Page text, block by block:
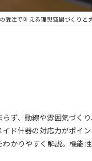
受注で叶える理想空間づくりと
ず、動線や雰囲気づく
ド什器の対応力がポイ
かりやすく解説。機能